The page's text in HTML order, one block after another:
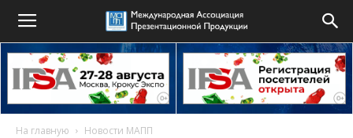
На главную Новости МАПП